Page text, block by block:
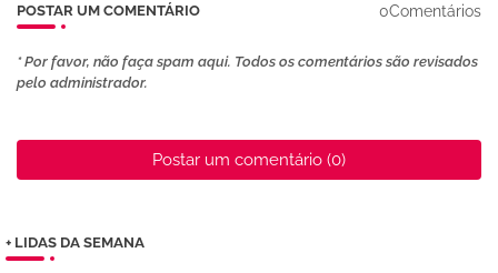
POSTAR UM COMENTÁRIO 0Comentários
* Por favor, não faça spam aqui. Todos os comentários são revisados ​​
pelo administrador.
Postar um comentário (0)
+ LIDAS DA SEMANA